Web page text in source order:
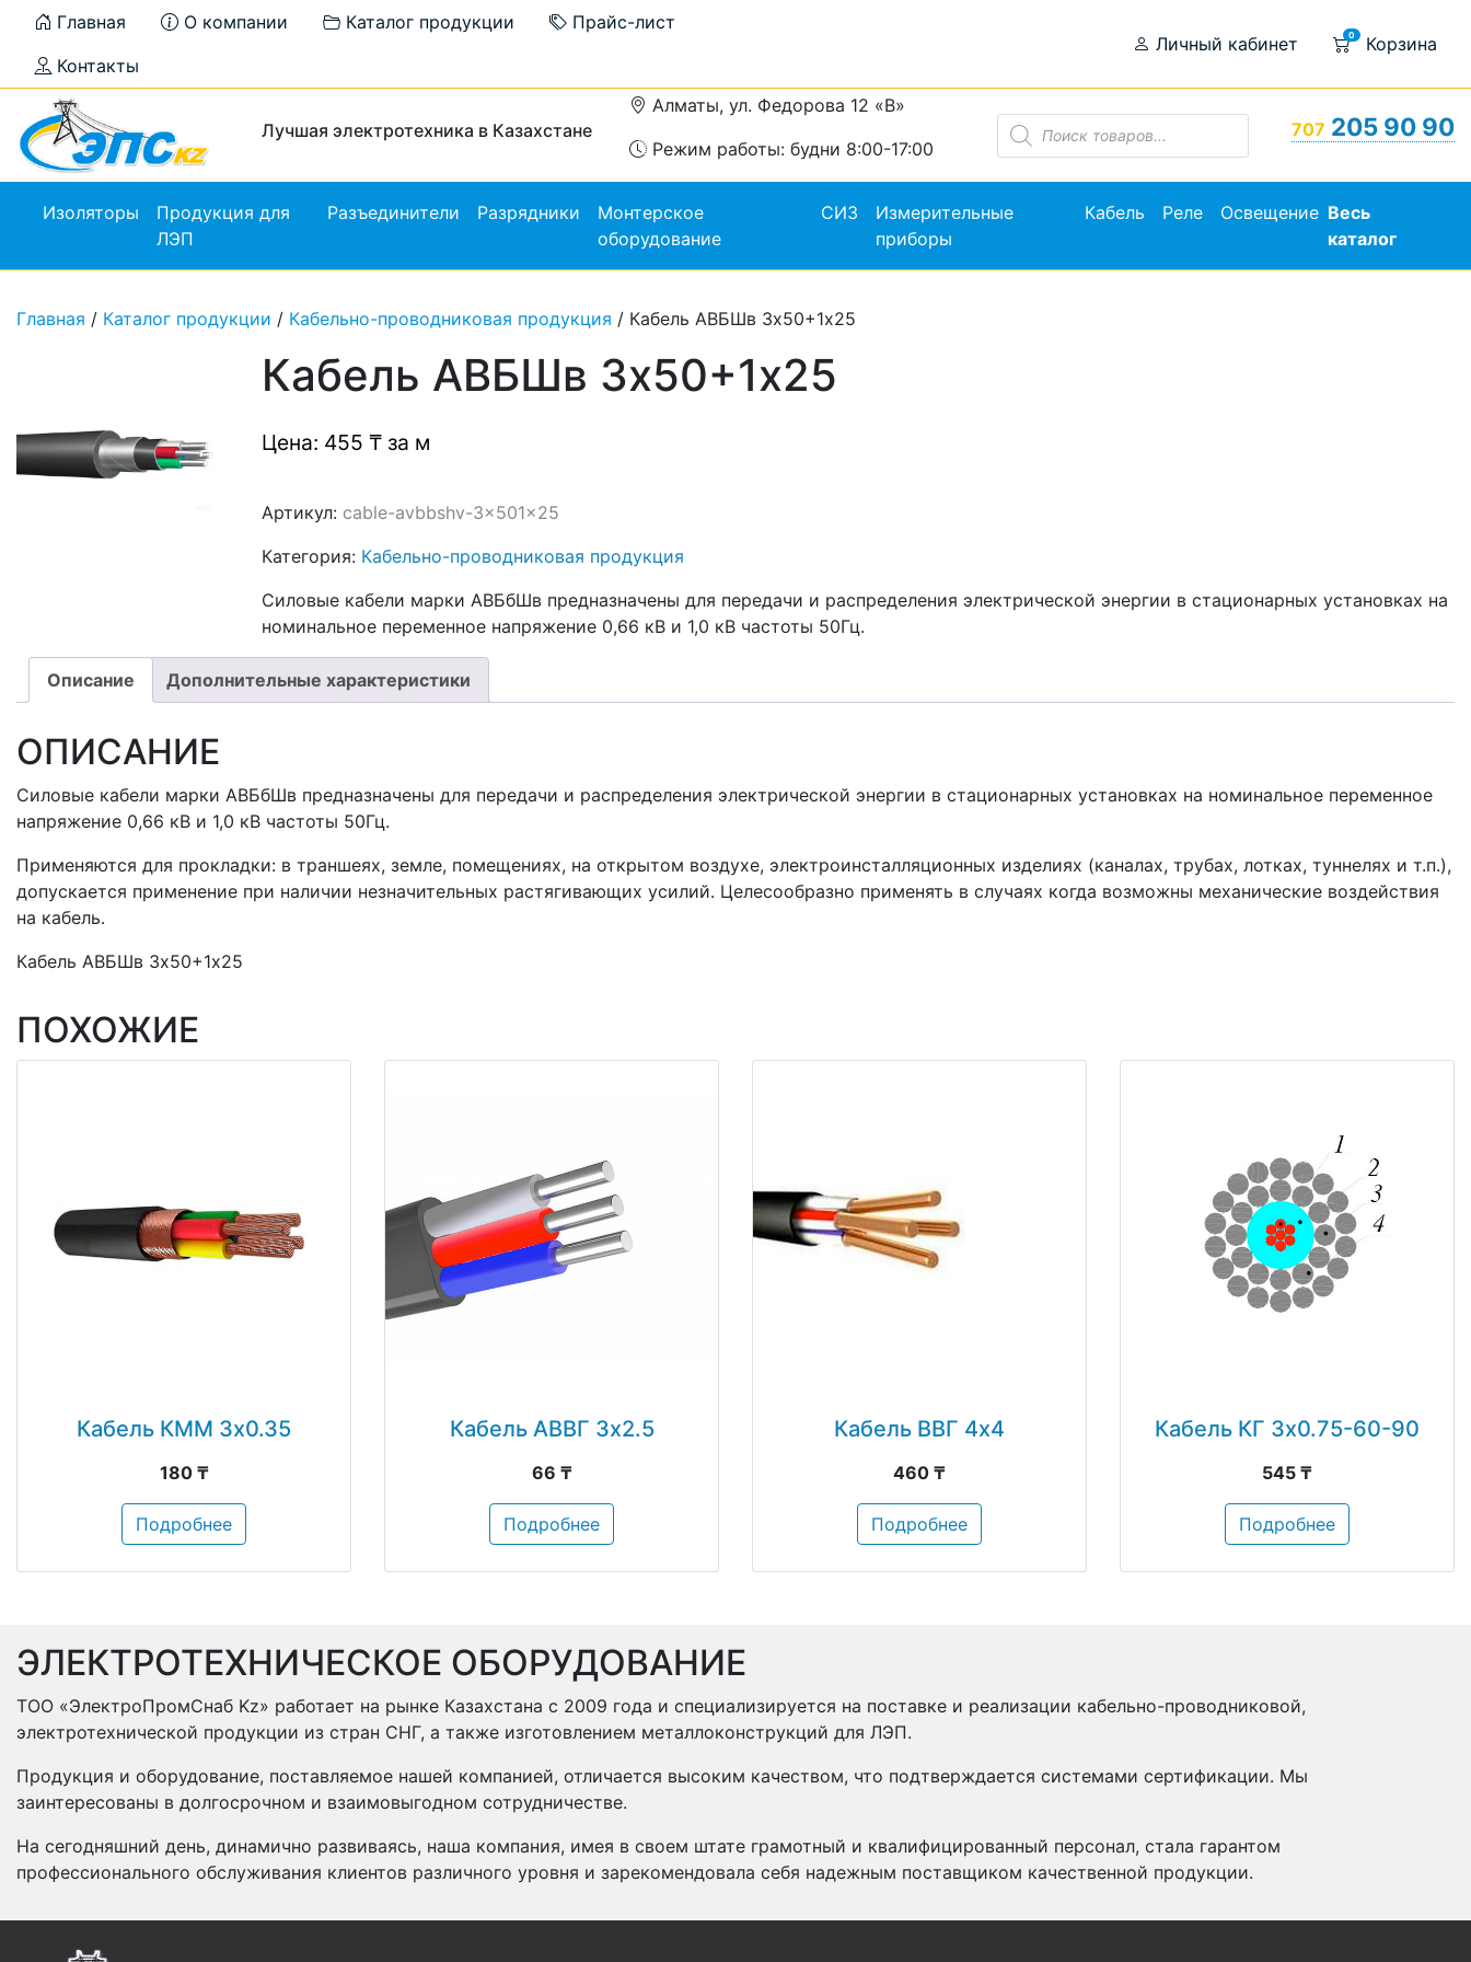
Главная О компании Каталог продукции
Прайс-лист
Контакты
Личный кабинет 0 Корзина
Лучшая электротехника в Казахстане
Алматы, ул. Федорова 12 «В»
Режим работы: будни 8:00-17:00
Поиск
товаров
707 205 90 90
Изоляторы
Продукция для
ЛЭП
Разъединители Разрядники
Монтерское
оборудование
СИЗ
Измерительные
приборы
Кабель Реле Освещение Весь
каталог
Главная / Каталог продукции / Кабельно-проводниковая продукция / Кабель АВБШв 3х50+1х25
Кабель АВБШв 3х50+1х25
Цена: 455 ₸ за м
Артикул: cable-avbbshv-3x501x25
Категория: Кабельно-проводниковая продукция
Силовые кабели марки АВБбШв предназначены для передачи и распределения электрической энергии в стационарных установках на
номинальное переменное напряжение 0,66 кВ и 1,0 кВ частоты 50Гц.
Описание Дополнительные характеристики
ОПИСАНИЕ
Силовые кабели марки АВБбШв предназначены для передачи и распределения электрической энергии в стационарных установках на номинальное переменное
напряжение 0,66 кВ и 1,0 кВ частоты 50Гц.
Применяются для прокладки: в траншеях, земле, помещениях, на открытом воздухе, электроинсталляционных изделиях (каналах, трубах, лотках, туннелях и т.п.),
допускается применение при наличии незначительных растягивающих усилий. Целесообразно применять в случаях когда возможны механические воздействия
на кабель.
Кабель АВБШв 3х50+1х25
ПОХОЖИЕ
Кабель КММ 3х0.35
180 ₸
Подробнее
Кабель АВВГ 3х2.5
66 ₸
Подробнее
Кабель ВВГ 4х4
460 ₸
Подробнее
Кабель КГ 3х0.75-60-90
545 ₸
Подробнее
ЭЛЕКТРОТЕХНИЧЕСКОЕ ОБОРУДОВАНИЕ
ТОО «ЭлектроПромСнаб Kz» работает на рынке Казахстана с 2009 года и специализируется на поставке и реализации кабельно-проводниковой,
электротехнической продукции из стран СНГ, а также изготовлением металлоконструкций для ЛЭП.
Продукция и оборудование, поставляемое нашей компанией, отличается высоким качеством, что подтверждается системами сертификации. Мы
заинтересованы в долгосрочном и взаимовыгодном сотрудничестве.
На сегодняшний день, динамично развиваясь, наша компания, имея в своем штате грамотный и квалифицированный персонал, стала гарантом
профессионального обслуживания клиентов различного уровня и зарекомендовала себя надежным поставщиком качественной продукции.